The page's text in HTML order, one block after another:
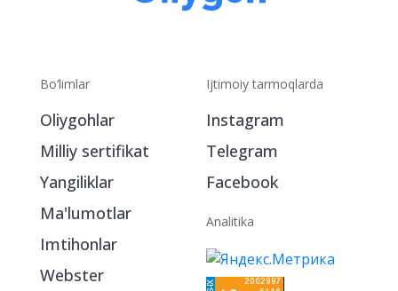
Bo‘limlar
Oliygohlar
Milliy sertifikat
Yangiliklar
Ma'lumotlar
Imtihonlar
Webster
Ijtimoiy tarmoqlarda
Instagram
Telegram
Facebook
Analitika